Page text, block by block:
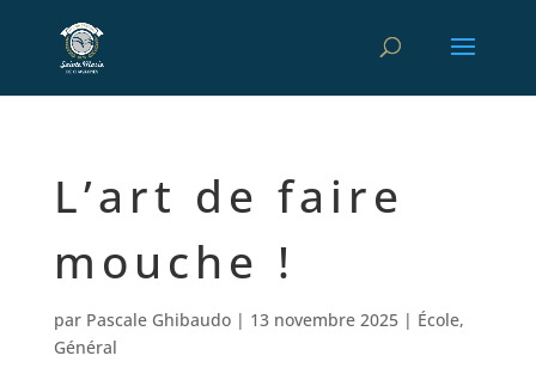
L’art de faire
mouche !
par Pascale Ghibaudo| 13 novembre 2025| École,
Général